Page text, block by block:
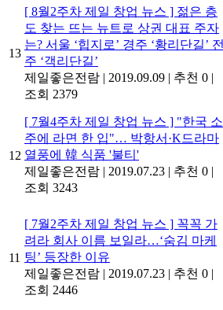
13
[ 8월2주차 제일 창업 뉴스 ] 젊은 층
도 찾는 뜨는 뉴트로 상권 대표 주자
는? 서울 ‘힙지로’ 경주 ‘황리단길’ 전
주 ‘객리단길’
제일좋은전람 | 2019.09.09 | 추천 0 |
조회 2379
12
[ 7월4주차 제일 창업 뉴스 ] "한국 소
주에 라면 한 입"… 박항서·K드라마
열풍에 韓 식품 '불티'
제일좋은전람 | 2019.07.23 | 추천 0 |
조회 3243
11
[ 7월2주차 제일 창업 뉴스 ] 꼭꼭 가
려라 회사 이름 보일라…‘숨김 마케
팅’ 등장한 이유
제일좋은전람 | 2019.07.23 | 추천 0 |
조회 2446